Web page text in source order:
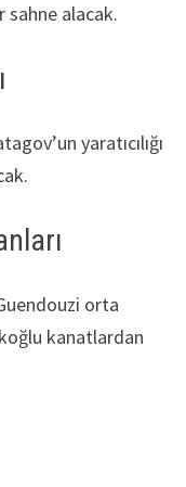
sahne alacak.
yaratıcılığı
orta
kanatlardan